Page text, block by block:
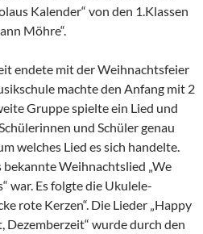
Kalender“ von den 1.Klassen
Möhre“.
endete mit der Weihnachtsfeier
machte den Anfang mit 2
Gruppe spielte ein Lied und
und Schüler genau
welches Lied es sich handelte.
bekannte Weihnachtslied „We
war. Es folgte die Ukulele-
rote Kerzen“. Die Lieder „Happy
Dezemberzeit“ wurde durch den